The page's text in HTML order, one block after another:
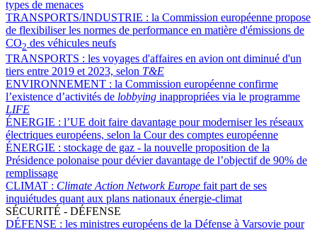
types de menaces
TRANSPORTS/INDUSTRIE : la Commission européenne propose
de flexibiliser les normes de performance en matière d'émissions de
CO2 des véhicules neufs
TRANSPORTS : les voyages d'affaires en avion ont diminué d'un
tiers entre 2019 et 2023, selon T&E
ENVIRONNEMENT : la Commission européenne confirme
l’existence d’activités de lobbying inappropriées via le programme
LIFE
ÉNERGIE : l’UE doit faire davantage pour moderniser les réseaux
électriques européens, selon la Cour des comptes européenne
ÉNERGIE : stockage de gaz - la nouvelle proposition de la
Présidence polonaise pour dévier davantage de l’objectif de 90% de
remplissage
CLIMAT : Climate Action Network Europe fait part de ses
inquiétudes quant aux plans nationaux énergie-climat
SÉCURITÉ - DÉFENSE
DÉFENSE : les ministres européens de la Défense à Varsovie pour